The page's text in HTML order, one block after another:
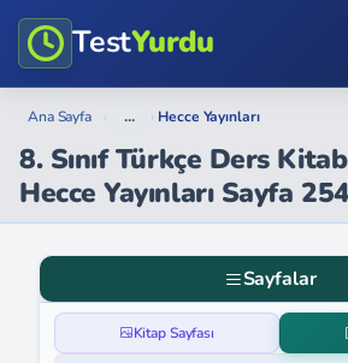
TestYurdu
Ana Sayfa › ... › Hecce Yayınları
8. Sınıf Türkçe Ders
Hecce Yayınları Sayfa
Sayfalar
Kitap Sayfası